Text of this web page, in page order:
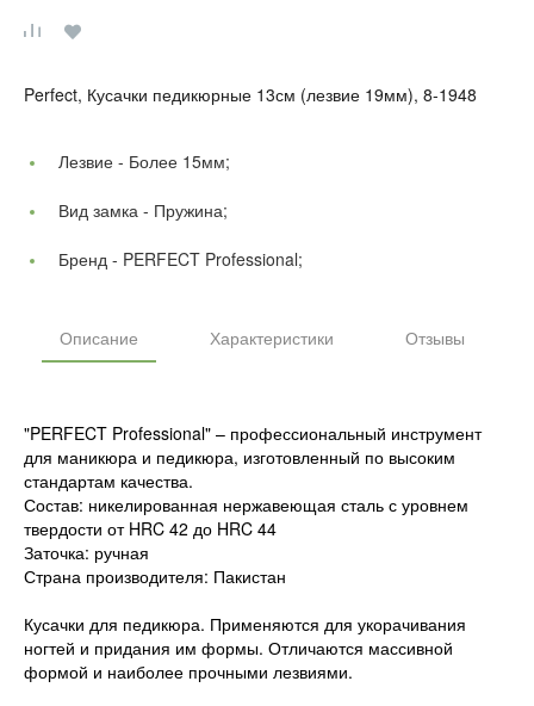
Perfect, Кусачки педикюрные 13см (лезвие 19мм), 8-1948
Лезвие - Более 15мм;
Вид замка - Пружина;
Бренд - PERFECT Professional;
Описание Характеристики Отзывы
"PERFECT Professional" – профессиональный инструмент
для маникюра и педикюра, изготовленный по высоким
стандартам качества.
Состав: никелированная нержавеющая сталь с уровнем
твердости от HRC 42 до HRC 44
Заточка: ручная
Страна производителя: Пакистан
Кусачки для педикюра. Применяются для укорачивания
ногтей и придания им формы. Отличаются массивной
формой и наиболее прочными лезвиями.